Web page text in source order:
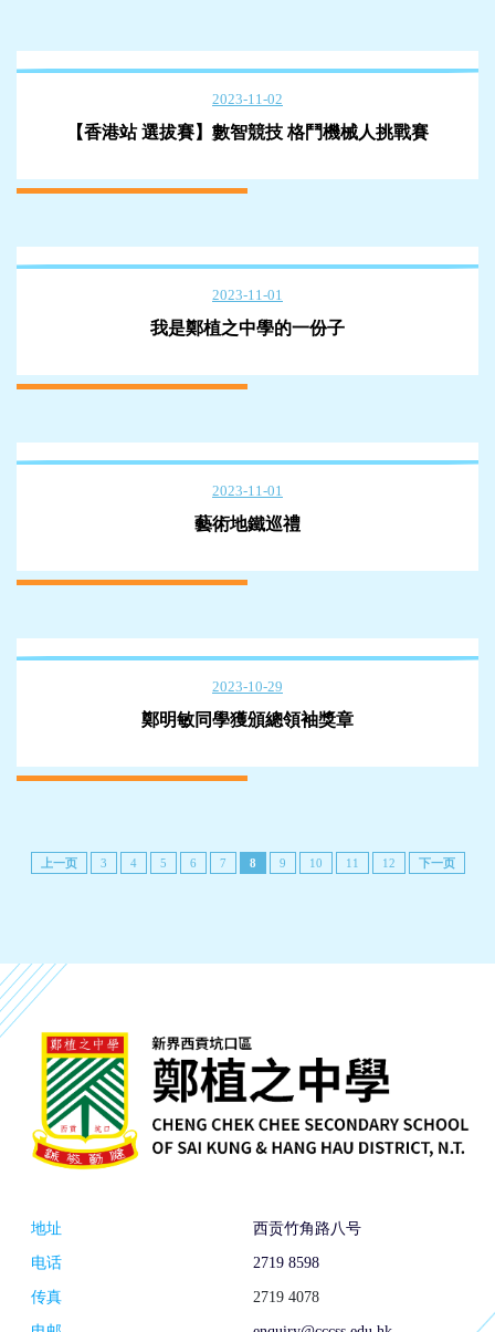
2023-11-02
【香港站 選拔賽】數智競技 格鬥機械人挑戰賽
2023-11-01
我是鄭植之中學的一份子
2023-11-01
藝術地鐵巡禮
2023-10-29
鄭明敏同學獲頒總領袖獎章
上一页 3 4 5 6 7 8 9 10 11 12 下一页
地址
西贡竹角路八号
电话
2719 8598
传真
2719 4078